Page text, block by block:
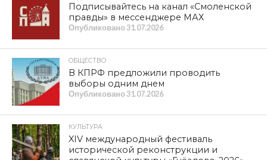
ПРОЛИСТАТЬ СВЕЖИЙ НОМЕР
Item is not found
ЛЕНТА НОВОСТЕЙ
НОВОСТИ
КПРФ — номер 8 в избирательном
КУЛЬТУРА